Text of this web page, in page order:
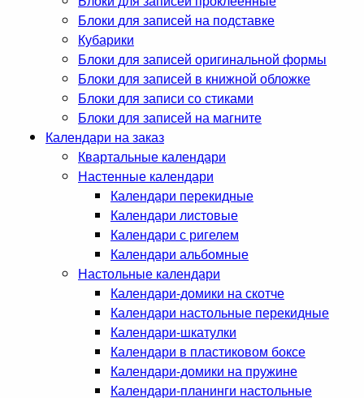
Блоки для записей на подставке
Кубарики
Блоки для записей оригинальной формы
Блоки для записей в книжной обложке
Блоки для записи со стиками
Блоки для записей на магните
Календари на заказ
Квартальные календари
Настенные календари
Календари перекидные
Календари листовые
Календари с ригелем
Календари альбомные
Настольные календари
Календари-домики на скотче
Календари настольные перекидные
Календари-шкатулки
Календари в пластиковом боксе
Календари-домики на пружине
Календари-планинги настольные